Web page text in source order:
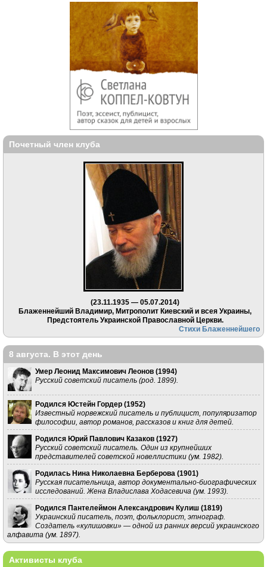
Почетный член клуба
(23.11.1935 — 05.07.2014)
Блаженнейший Владимир, Митрополит Киевский и всея Украины,
Предстоятель Украинской Православной Церкви.
Стихи Блаженнейшего
8 августа. В этот день
Умер Леонид Максимович Леонов (1994)
Русский советский писатель (род. 1899).
Родился Юстейн Гордер (1952)
Известный норвежский писатель и публицист, популяризатор
философии, автор романов, рассказов и книг для детей.
Родился Юрий Павлович Казаков (1927)
Русский советский писатель. Один из крупнейших
представителей советской новеллистики (ум. 1982).
Родилась Нина Николаевна Берберова (1901)
Русская писательница, автор документально-биографических
исследований. Жена Владислава Ходасевича (ум. 1993).
Родился Пантелеймон Александрович Кулиш (1819)
Украинский писатель, поэт, фольклорист, этнограф.
Создатель «кулишовки» — одной из ранних версий украинского
алфавита (ум. 1897).
Активисты клуба